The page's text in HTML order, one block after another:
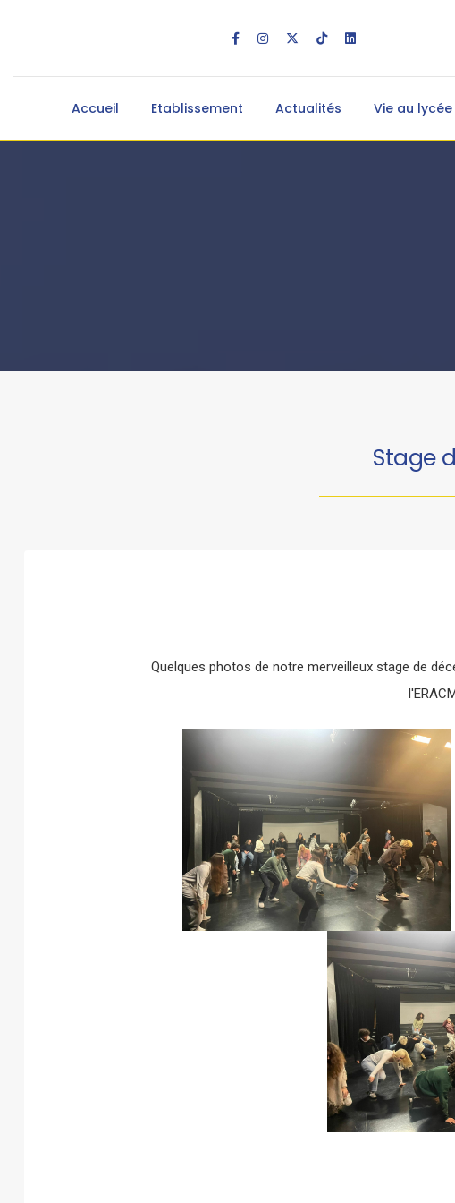
Accueil Etablissement Actualités Vie au lycée
Stage
Quelques photos de notre merveilleux stage de